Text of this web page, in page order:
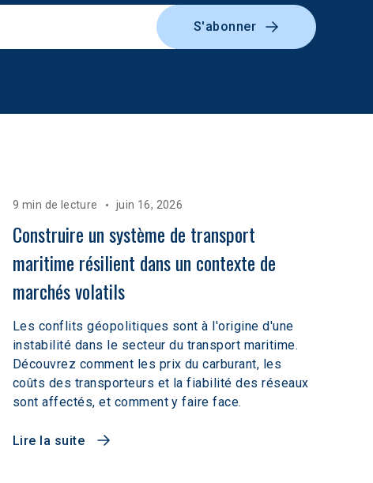
S'abonner
9 min de lecture juin 16, 2026
Construire un système de transport
maritime résilient dans un contexte de
marchés volatils
Les conflits géopolitiques sont à l'origine d'une
instabilité dans le secteur du transport maritime.
Découvrez comment les prix du carburant, les
coûts des transporteurs et la fiabilité des réseaux
sont affectés, et comment y faire face.
Lire la suite